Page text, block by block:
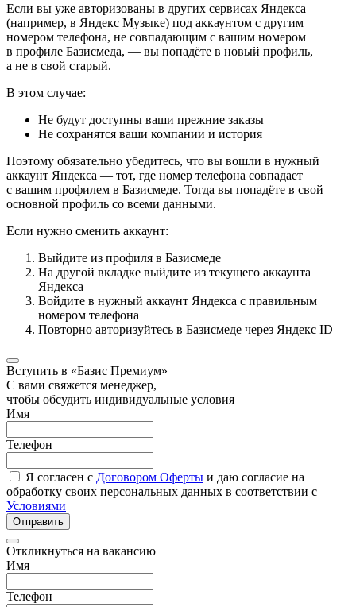
Если вы уже авторизованы в других сервисах Яндекса
(например, в Яндекс Музыке) под аккаунтом с другим
номером телефона, не совпадающим с вашим номером
в профиле Базисмеда, — вы попадёте в новый профиль,
а не в свой старый.
В этом случае:
Не будут доступны ваши прежние заказы
Не сохранятся ваши компании и история
Поэтому обязательно убедитесь, что вы вошли в нужный
аккаунт Яндекса — тот, где номер телефона совпадает
с вашим профилем в Базисмеде. Тогда вы попадёте в свой
основной профиль со всеми данными.
Если нужно сменить аккаунт:
Выйдите из профиля в Базисмеде
На другой вкладке выйдите из текущего аккаунта
Яндекса
Войдите в нужный аккаунт Яндекса с правильным
номером телефона
Повторно авторизуйтесь в Базисмеде через Яндекс ID
Вступить в «Базис Премиум»
С вами свяжется менеджер,
чтобы обсудить индивидуальные условия
Имя
Телефон
Я согласен с Договором Оферты и даю согласие на
обработку своих персональных данных в соответствии с
Условиями
Отправить
Откликнуться на вакансию
Имя
Телефон